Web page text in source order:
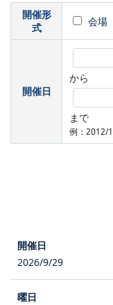
開催形
式
会場
開催日
から
まで
例：2012/
2026/9/29